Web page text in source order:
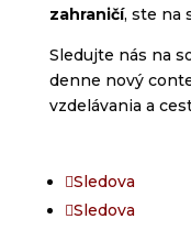
zahraničí, ste na
Sledujte nás na
denne nový
vzdelávania a
Sledova
Sledova